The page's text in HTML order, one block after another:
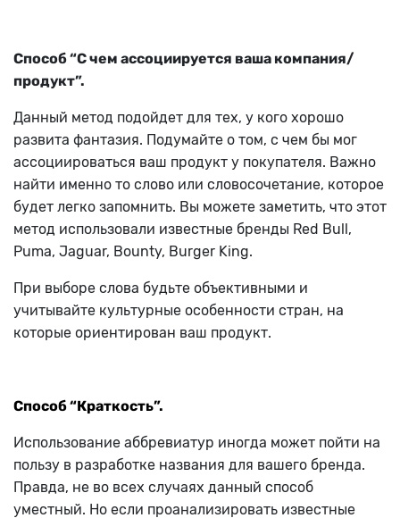
Способ “С чем ассоциируется ваша компания/
продукт”.
Данный метод подойдет для тех, у кого хорошо
развита фантазия. Подумайте о том, с чем бы мог
ассоциироваться ваш продукт у покупателя. Важно
найти именно то слово или словосочетание, которое
будет легко запомнить. Вы можете заметить, что этот
метод использовали известные бренды Red Bull,
Puma, Jaguar, Bounty, Burger King.
При выборе слова будьте объективными и
учитывайте культурные особенности стран, на
которые ориентирован ваш продукт.
Способ “Краткость”.
Использование аббревиатур иногда может пойти на
пользу в разработке названия для вашего бренда.
Правда, не во всех случаях данный способ
уместный. Но если проанализировать известные